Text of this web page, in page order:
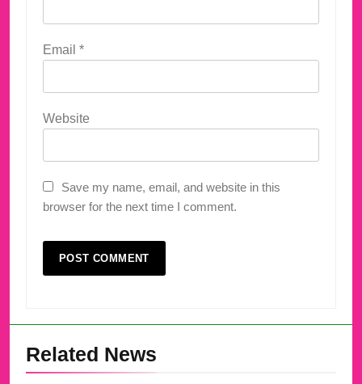
Email *
Website
Save my name, email, and website in this
browser for the next time I comment.
Related News